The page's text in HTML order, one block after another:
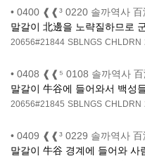
• 0400 ❰❰³ 0220 솔까역사 百
말갈이 北邊을 노략질하므로
20656#21844 SBLNGS CHLDRN
• 0408 ❰❰⁵ 0108 솔까역사 百
말갈이 牛谷에 들어와서 백성
20656#21845 SBLNGS CHLDRN
• 0409 ❰❰³ 0229 솔까역사 百
말갈이 牛谷 경계에 들어와 사